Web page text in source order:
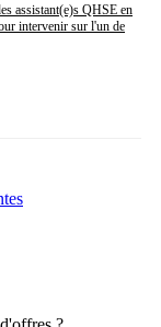
assistant(e)s QHSE en
intervenir sur l'un de